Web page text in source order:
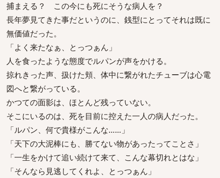
捕まえる？ この今にも死にそうな病人を？
長年夢見てきた事だというのに、銭型にとってそれは既に
無価値だった。
「よく来たなぁ、とっつぁん」
人を食ったような態度でルパンが声をかける。
掠れきった声、扱けた頬、体中に繋がれたチューブは心電
図へと繋がっている。
かつての面影は、ほとんど残っていない。
そこにいるのは、死を目前に控えた一人の病人だった。
「ルパン、何で貴様がこんな……」
「天下の大泥棒にも、勝てない物があったってことさ」
「一生をかけて追い続けて来て、こんな幕切れとはな」
「そんなら見逃してくれよ、とっつぁん」